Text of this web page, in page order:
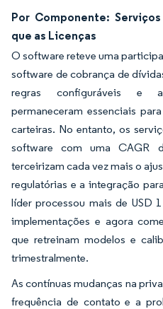
Por Componente:
que as Licenças
O software reteve uma
software de cobrança de
regras configuráveis e a
permaneceram essenciais
carteiras. No entanto, os
software com uma CAGR
terceirizam cada vez mais o
regulatórias e a integração
líder processou mais de USD
implementações e agora
que retreinam modelos e
trimestralmente.
As contínuas mudanças na
frequência de contato e a